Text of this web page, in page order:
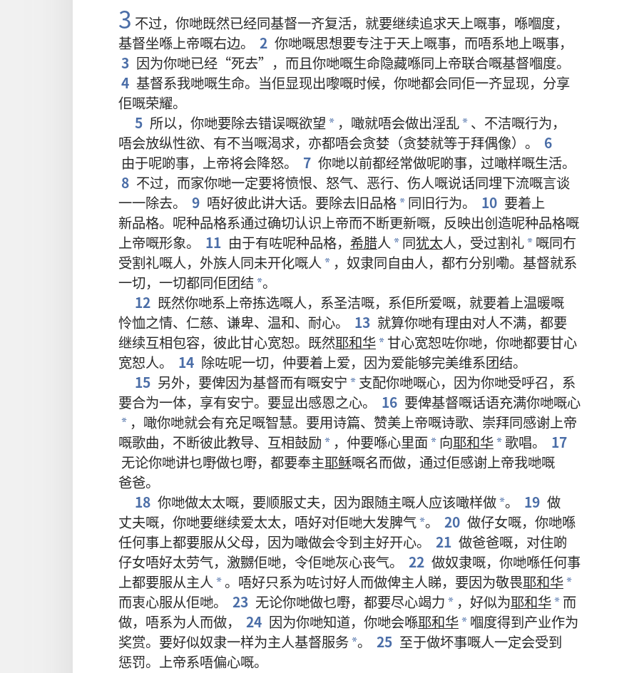
3 不过， 你哋既然已经同基督一齐复活， 就要继续追求天上嘅事， 喺嗰度，
基督坐喺上帝嘅右边。 2 你哋嘅思想要专注于天上嘅事， 而唔系地上嘅事，
3 因为你哋已经 “死去”， 而且你哋嘅生命隐藏喺同上帝联合嘅基督嗰度。
4 基督系我哋嘅生命。 当佢显现出嚟嘅时候， 你哋都会同佢一齐显现， 分享
佢嘅荣耀。
5 所以， 你哋要除去错误嘅欲望 * ， 噉就唔会做出淫乱* 、 不洁嘅行为，
唔会放纵性欲、 有不当嘅渴求， 亦都唔会贪婪 （贪婪就等于拜偶像）。
6
由于呢啲事， 上帝将会降怒。 7 你哋以前都经常做呢啲事， 过噉样嘅生活。
8 不过， 而家你哋一定要将愤恨、 怒气、 恶行、 伤人嘅说话同埋下流嘅言谈
一一除去。 9 唔好彼此讲大话。 要除去旧品格* 同旧行为。 10 要着上
新品格。 呢种品格系通过确切认识上帝而不断更新嘅， 反映出创造呢种品格嘅
上帝嘅形象。 11 由于有咗呢种品格， 希腊人* 同犹太人， 受过割礼* 嘅同冇
受割礼嘅人， 外族人同未开化嘅人* ， 奴隶同自由人， 都冇分别嘞。 基督就系
一切， 一切都同佢团结*。
12 既然你哋系上帝拣选嘅人， 系圣洁嘅， 系佢所爱嘅， 就要着上温暖嘅
怜恤之情、 仁慈、 谦卑、 温和、 耐心。 13 就算你哋有理由对人不满， 都要
继续互相包容， 彼此甘心宽恕。 既然耶和华* 甘心宽恕咗你哋， 你哋都要甘心
宽恕人。 14 除咗呢一切， 仲要着上爱， 因为爱能够完美维系团结。
15 另外， 要俾因为基督而有嘅安宁 * 支配你哋嘅心， 因为你哋受呼召， 系
要合为一体， 享有安宁。 要显出感恩之心。 16 要俾基督嘅话语充满你哋嘅心
* ， 噉你哋就会有充足嘅智慧。 要用诗篇、 赞美上帝嘅诗歌、 崇拜同感谢上帝
嘅歌曲， 不断彼此教导、 互相鼓励 * ， 仲要喺心里面* 向耶和华*歌唱。
17
无论你哋讲乜嘢做乜嘢， 都要奉主耶稣嘅名而做， 通过佢感谢上帝我哋嘅
爸爸。
18 你哋做太太嘅， 要顺服丈夫， 因为跟随主嘅人应该噉样做*。 19 做
丈夫嘅， 你哋要继续爱太太， 唔好对佢哋大发脾气*。 20 做仔女嘅， 你哋喺
任何事上都要服从父母， 因为噉做会令到主好开心。 21 做爸爸嘅， 对住啲
仔女唔好太劳气， 激嬲佢哋， 令佢哋灰心丧气。 22 做奴隶嘅， 你哋喺任何事
上都要服从主人* 。 唔好只系为咗讨好人而做俾主人睇， 要因为敬畏耶和华*
而衷心服从佢哋。 23 无论你哋做乜嘢， 都要尽心竭力 * ， 好似为耶和华* 而
做， 唔系为人而做， 24 因为你哋知道， 你哋会喺耶和华* 嗰度得到产业作为
奖赏。 要好似奴隶一样为主人基督服务*。 25 至于做坏事嘅人一定会受到
惩罚。 上帝系唔偏心嘅。